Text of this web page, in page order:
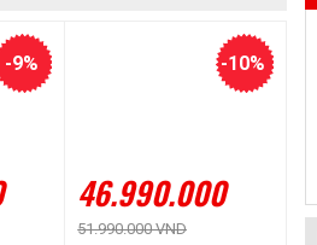
-9%
46.990.000
51.990.000 VND
-10%